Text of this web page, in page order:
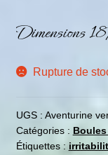
Dimensions
Rupture de
UGS : Aventurine
Catégories : Boules
Étiquettes :